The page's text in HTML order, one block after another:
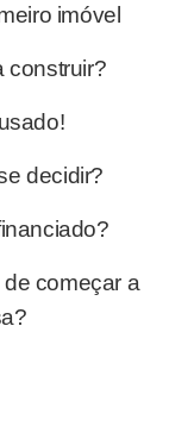
imóvel
construir?
decidir?
começar a